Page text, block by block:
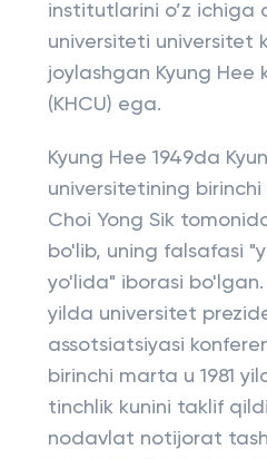
institutlarini o’z ichiga
universiteti universitet
joylashgan Kyung Hee
(KHCU) ega.
Kyung Hee 1949da
universitetining
Choi Yong Sik
bo'lib, uning falsafasi
yo'lida" iborasi bo'lgan.
yilda universitet
assotsiatsiyasi
birinchi marta u 1981
tinchlik kunini taklif
nodavlat notijorat